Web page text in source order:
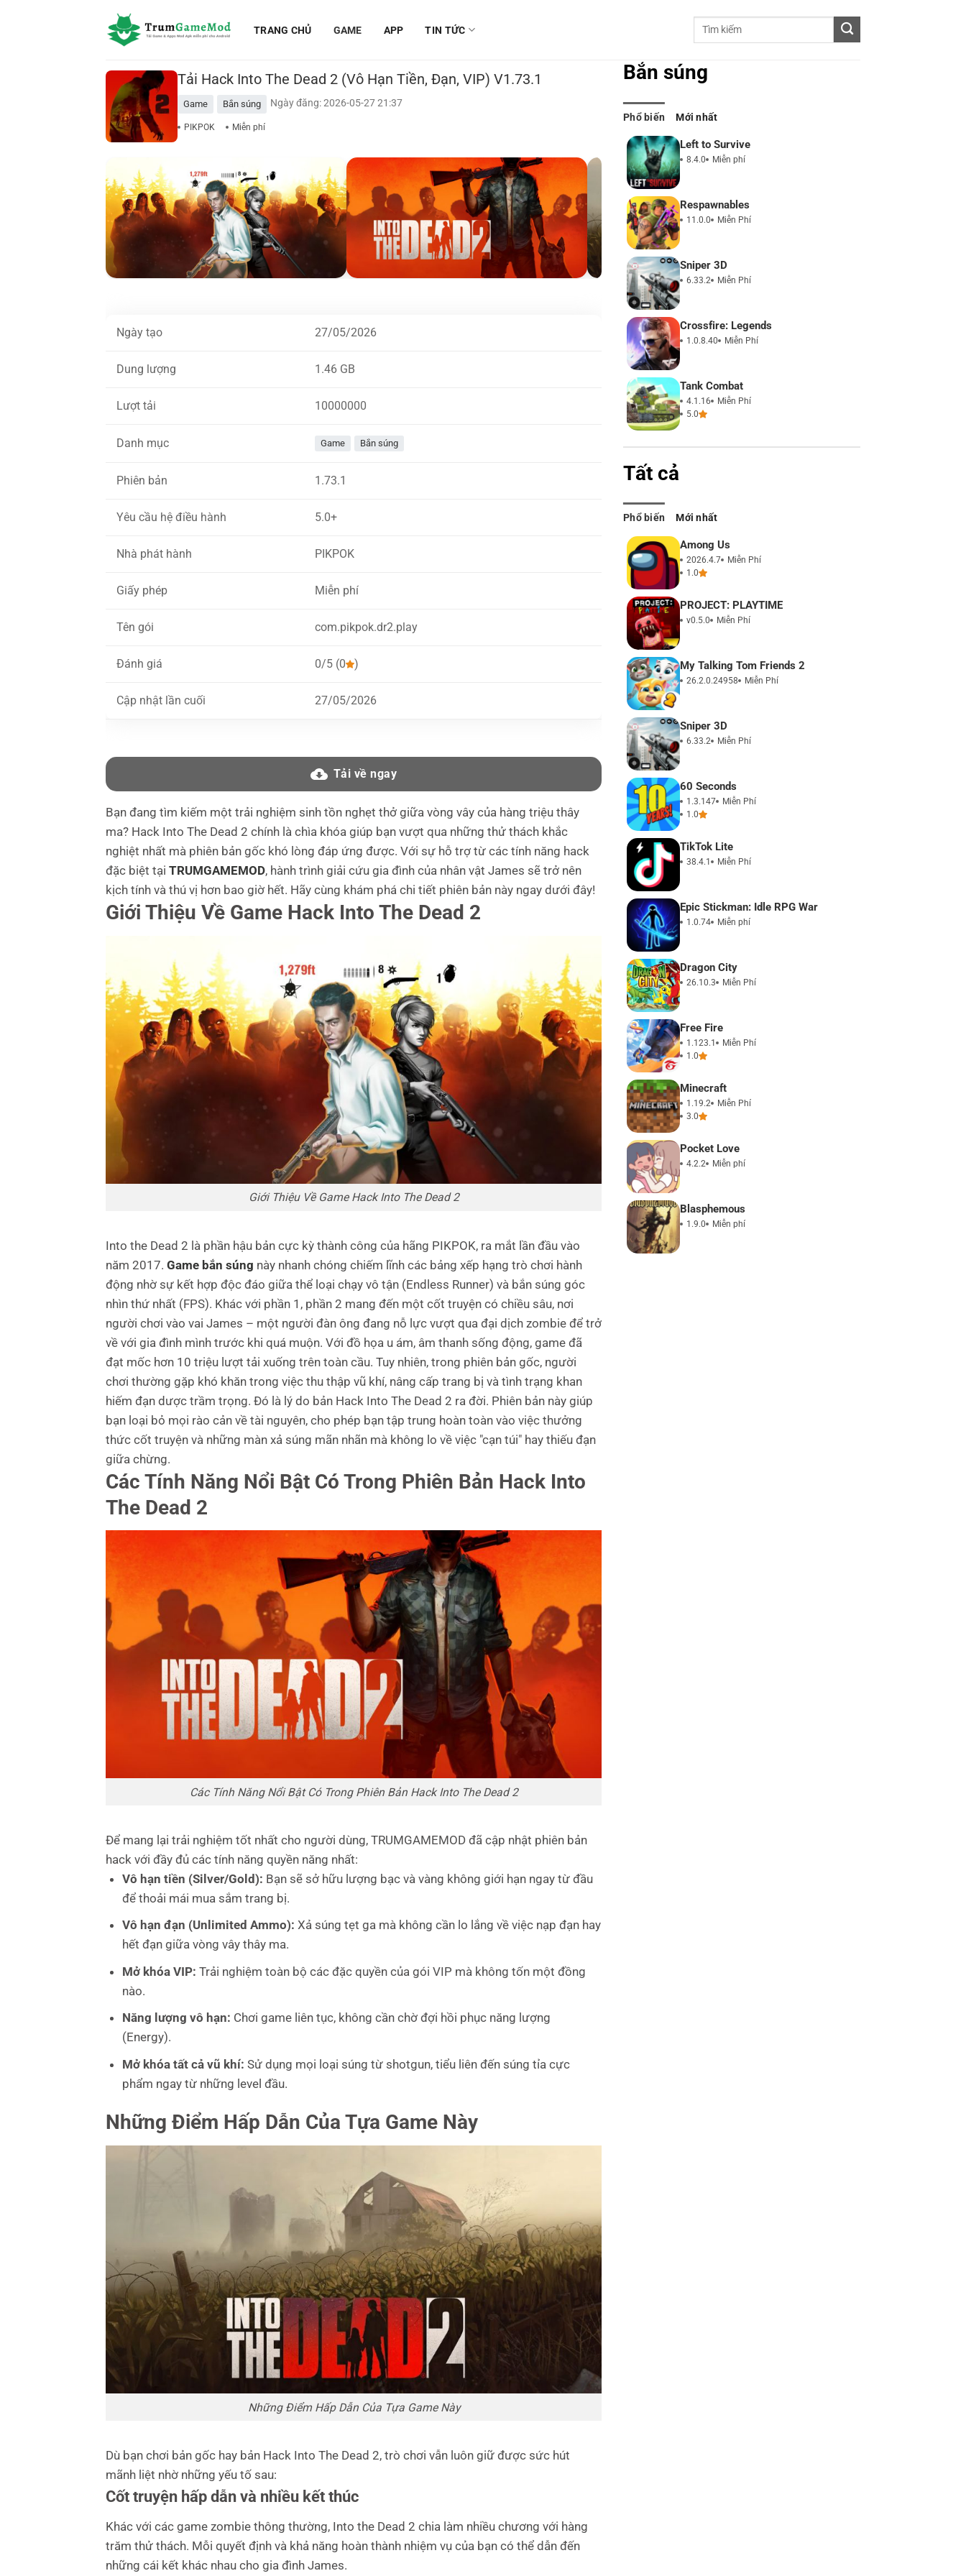
TRANG CHỦ GAME APP TIN TỨC
Tải Hack Into The Dead 2 (Vô Hạn Tiền, Đạn, VIP) V1.73.1
Game Bắn súng Ngày đăng: 2026-05-27 21:37
PIKPOK Miễn phí
Ngày tạo 27/05/2026
Dung lượng 1.46 GB
Lượt tải 10000000
Danh mục Game Bắn súng
Phiên bản 1.73.1
Yêu cầu hệ điều hành 5.0+
Nhà phát hành PIKPOK
Giấy phép Miễn phí
Tên gói com.pikpok.dr2.play
Đánh giá 0/5 (0 )
Cập nhật lần cuối 27/05/2026
Tải về ngay
Bạn đang tìm kiếm một trải nghiệm sinh tồn nghẹt thở giữa vòng vây của hàng triệu thây
ma? Hack Into The Dead 2 chính là chìa khóa giúp bạn vượt qua những thử thách khắc
nghiệt nhất mà phiên bản gốc khó lòng đáp ứng được. Với sự hỗ trợ từ các tính năng hack
đặc biệt tại TRUMGAMEMOD, hành trình giải cứu gia đình của nhân vật James sẽ trở nên
kịch tính và thú vị hơn bao giờ hết. Hãy cùng khám phá chi tiết phiên bản này ngay dưới đây!
Giới Thiệu Về Game Hack Into The Dead 2
Giới Thiệu Về Game Hack Into The Dead 2
Into the Dead 2 là phần hậu bản cực kỳ thành công của hãng PIKPOK, ra mắt lần đầu vào
năm 2017. Game bắn súng này nhanh chóng chiếm lĩnh các bảng xếp hạng trò chơi hành
động nhờ sự kết hợp độc đáo giữa thể loại chạy vô tận (Endless Runner) và bắn súng góc
nhìn thứ nhất (FPS). Khác với phần 1, phần 2 mang đến một cốt truyện có chiều sâu, nơi
người chơi vào vai James – một người đàn ông đang nỗ lực vượt qua đại dịch zombie để trở
về với gia đình mình trước khi quá muộn. Với đồ họa u ám, âm thanh sống động, game đã
đạt mốc hơn 10 triệu lượt tải xuống trên toàn cầu. Tuy nhiên, trong phiên bản gốc, người
chơi thường gặp khó khăn trong việc thu thập vũ khí, nâng cấp trang bị và tình trạng khan
hiếm đạn dược trầm trọng. Đó là lý do bản Hack Into The Dead 2 ra đời. Phiên bản này giúp
bạn loại bỏ mọi rào cản về tài nguyên, cho phép bạn tập trung hoàn toàn vào việc thưởng
thức cốt truyện và những màn xả súng mãn nhãn mà không lo về việc "cạn túi" hay thiếu đạn
giữa chừng.
Các Tính Năng Nổi Bật Có Trong Phiên Bản Hack Into
The Dead 2
Các Tính Năng Nổi Bật Có Trong Phiên Bản Hack Into The Dead 2
Để mang lại trải nghiệm tốt nhất cho người dùng, TRUMGAMEMOD đã cập nhật phiên bản
hack với đầy đủ các tính năng quyền năng nhất:
Vô hạn tiền (Silver/Gold): Bạn sẽ sở hữu lượng bạc và vàng không giới hạn ngay từ đầu
để thoải mái mua sắm trang bị.
Vô hạn đạn (Unlimited Ammo): Xả súng tẹt ga mà không cần lo lắng về việc nạp đạn hay
hết đạn giữa vòng vây thây ma.
Mở khóa VIP: Trải nghiệm toàn bộ các đặc quyền của gói VIP mà không tốn một đồng
nào.
Năng lượng vô hạn: Chơi game liên tục, không cần chờ đợi hồi phục năng lượng
(Energy).
Mở khóa tất cả vũ khí: Sử dụng mọi loại súng từ shotgun, tiểu liên đến súng tỉa cực
phẩm ngay từ những level đầu.
Những Điểm Hấp Dẫn Của Tựa Game Này
Những Điểm Hấp Dẫn Của Tựa Game Này
Dù bạn chơi bản gốc hay bản Hack Into The Dead 2, trò chơi vẫn luôn giữ được sức hút
mãnh liệt nhờ những yếu tố sau:
Cốt truyện hấp dẫn và nhiều kết thúc
Khác với các game zombie thông thường, Into the Dead 2 chia làm nhiều chương với hàng
trăm thử thách. Mỗi quyết định và khả năng hoàn thành nhiệm vụ của bạn có thể dẫn đến
những cái kết khác nhau cho gia đình James.
Bắn súng
Phổ biến Mới nhất
Left to Survive
8.4.0 Miễn phí
Respawnables
11.0.0 Miễn Phí
Sniper 3D
6.33.2 Miễn Phí
Crossfire: Legends
1.0.8.40 Miễn Phí
Tank Combat
4.1.16
Miễn Phí
5.0
Tất cả
Phổ biến Mới nhất
Among Us
2026.4.7
Miễn Phí
1.0
PROJECT: PLAYTIME
v0.5.0 Miễn Phí
My Talking Tom Friends 2
26.2.0.24958 Miễn Phí
Sniper 3D
6.33.2 Miễn Phí
60 Seconds
1.3.147
Miễn Phí
1.0
TikTok Lite
38.4.1 Miễn Phí
Epic Stickman: Idle RPG War
1.0.74 Miễn phí
Dragon City
26.10.3 Miễn Phí
Free Fire
1.123.1
Miễn Phí
1.0
Minecraft
1.19.2
Miễn Phí
3.0
Pocket Love
4.2.2 Miễn phí
Blasphemous
1.9.0 Miễn phí